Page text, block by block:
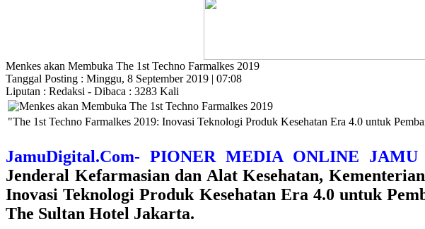
Menkes akan Membuka The 1st Techno Farmalkes 2019
Tanggal Posting : Minggu, 8 September 2019 | 07:08
Liputan : Redaksi - Dibaca : 3283 Kali
"The 1st Techno Farmalkes 2019: Inovasi Teknologi Produk Kesehatan Era 4.0 untuk
JamuDigital.Com- PIONER MEDIA ONLINE
Jenderal Kefarmasian dan Alat Kesehatan,
Inovasi Teknologi Produk Kesehatan Era 4.0 untuk
The Sultan Hotel Jakarta.